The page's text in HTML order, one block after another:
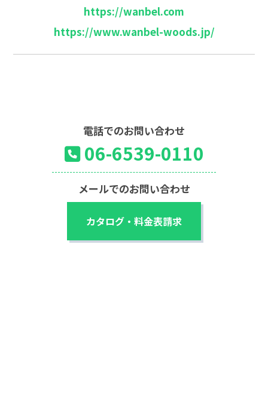
https://wanbel.com
https://www.wanbel-woods.jp/
電話でのお問い合わせ
06-6539-0110
メールでのお問い合わせ
カタログ・料金表請求